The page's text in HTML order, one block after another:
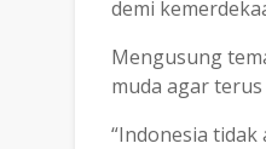
demi
Mengusung
muda agar
“Indonesia tidak